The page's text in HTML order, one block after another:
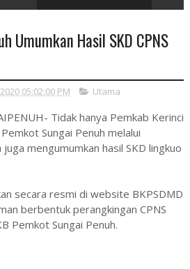
Umumkan Hasil SKD CPNS
05:02:00 PM Utama
Tidak hanya Pemkab Kerinci
Sungai Penuh melalui
juga mengumumkan hasil SKD lingkuo
secara resmi di website BKPSDMD
berbentuk perangkingan CPNS
Pemkot Sungai Penuh.